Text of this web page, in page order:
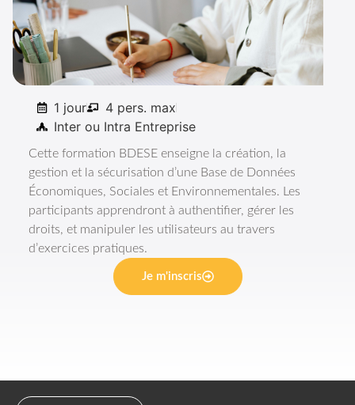
Formation
Construire et gérer une BDESE
1 jour
4 pers. max
Inter ou Intra Entreprise
Cette formation BDESE enseigne la création, la
gestion et la sécurisation d’une Base de Données
Économiques, Sociales et Environnementales. Les
participants apprendront à authentifier, gérer les
droits, et manipuler les utilisateurs au travers
d’exercices pratiques.
Je m'inscris